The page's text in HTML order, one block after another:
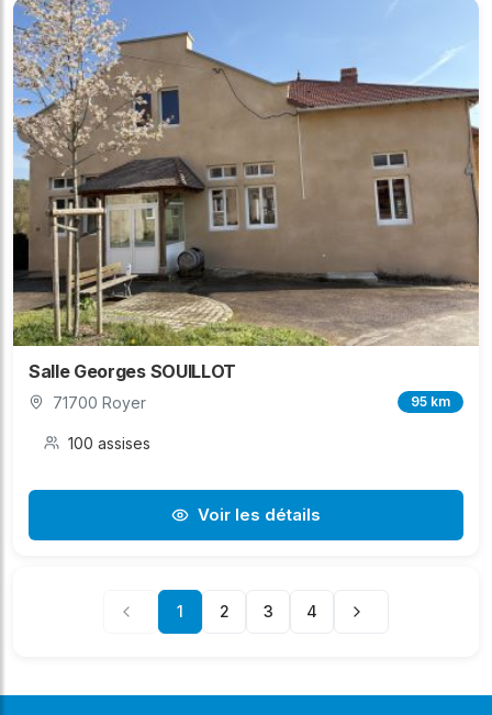
Salle Georges SOUILLOT
71700 Royer 95 km
100 assises
Voir les détails
1 2 3 4